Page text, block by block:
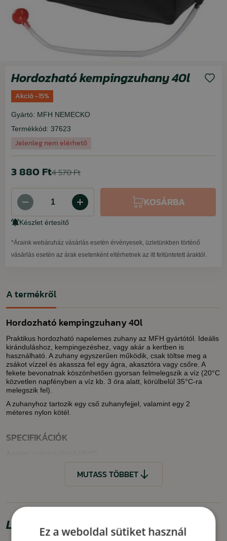
Hordozható kempingzuhany 40l
Akció -15%
Gyártó: MFH NEMECKO
Termékkód: 37623
Jelenleg nem elérhető
3 880 Ft4 570 Ft
KOSÁRBA
Készlet értesítő
*Áraink webáruház vásárlás esetén érvényesek, üzletünkben történő
vásárlás esetén az árak esetenként eltérhetnek az itt feltüntetett áraktól.
A termékről
Hordozható kempingzuhany 40l
Praktikus hordozható napelemes zuhany az MFH gyártótól. Ideális
kiránduláshoz, kempingezéshez, vagy akár a kertben is
használható. A zuhany egyszerűen működik, csak töltse meg a
zsákot vízzel és akassza fel egy ágra, akasztóra vagy csőre. A
fekete bevonatnak köszönhetően gyorsan felmelegszik a víz (20°C
közvetlen napfényben a víz kb. 3 óra alatt, körülbelül 35°C-ra
melegszik fel).
A zuhanyhoz tartozik egy cső zuhanyfejjel, valamint egy 2
méteres nylon kötél.
SPECIFIKÁCIÓK
praktikus kialakítás
FELHASZNÁLÁS
MUTASS TÖBBET
Limitált ajánlat
Ez a weboldal sütiket használ